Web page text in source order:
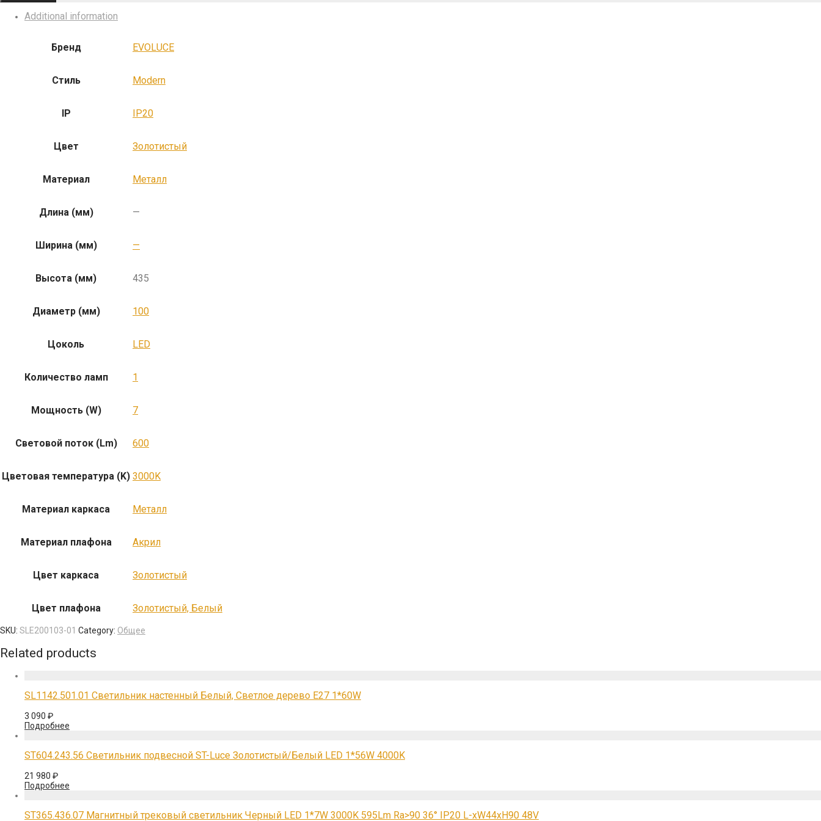
Additional information
Бренд EVOLUCE
Стиль Modern
IP IP20
Цвет Золотистый
Материал Металл
Длина (мм) —
Ширина (мм) —
Высота (мм) 435
Диаметр (мм) 100
Цоколь LED
Количество ламп 1
Мощность (W) 7
Световой поток (Lm) 600
Цветовая температура (K) 3000K
Материал каркаса Металл
Материал плафона Акрил
Цвет каркаса Золотистый
Цвет плафона Золотистый, Белый
SKU: SLE200103-01 Category: Общее
Related products
SL1142.501.01 Светильник настенный Белый, Светлое дерево E27 1*60W
3 090 ₽
Подробнее
ST604.243.56 Светильник подвесной ST-Luce Золотистый/Белый LED 1*56W 4000K
21 980 ₽
Подробнее
ST365.436.07 Магнитный трековый светильник Черный LED 1*7W 3000K 595Lm Ra>90 36° IP20 L-xW44xH90 48V